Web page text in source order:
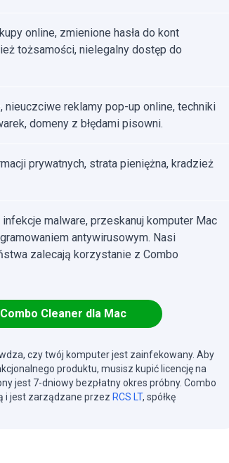
online, zmienione hasła do kont
tożsamości, nielegalny dostęp do
nieuczciwe reklamy pop-up online, techniki
domeny z błędami pisowni.
prywatnych, strata pieniężna, kradzież
malware, przeskanuj komputer Mac
antywirusowym. Nasi
zalecają korzystanie z Combo
Cleaner dla Mac
czy twój komputer jest zainfekowany. Aby
produktu, musisz kupić licencję na
jest 7-dniowy bezpłatny okres próbny. Combo
i jest zarządzane przez RCS LT, spółkę